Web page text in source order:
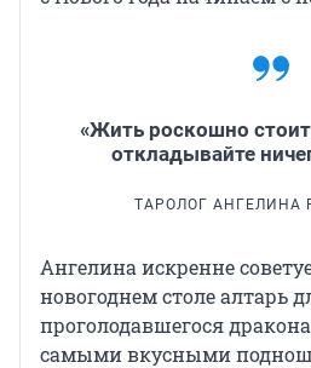
«Жить роскошно
откладывайте
ТАРОЛОГ АНГЕЛИНА
Ангелина искренне
новогоднем столе алтарь
проголодавшегося
самыми вкусными